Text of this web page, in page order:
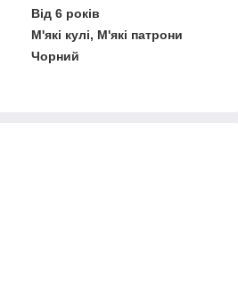
Від 6 років
М'які кулі, М'які патрони
Чорний